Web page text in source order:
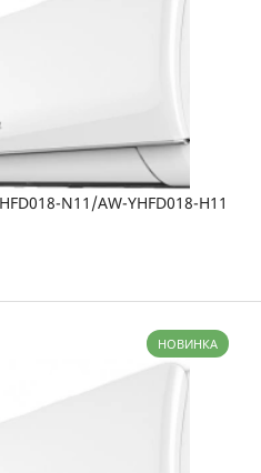
N11/AW-YHFD018-H11
НОВИНКА